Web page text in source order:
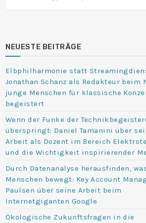
NEUESTE BEITRÄGE
Elbphilharmonie statt
Jonathan Schanz als Redakteur beim
junge Menschen für klassische
begeistert
Wenn der Funke der
überspringt: Daniel Tamanini über
Arbeit als Dozent im Bereich
und die Wichtigkeit inspirierender
Durch Datenanalyse herausfinden,
Menschen bewegt: Key Account
Paulsen über seine Arbeit beim
Internetgiganten Google
Ökologische Zukunftsfragen in die